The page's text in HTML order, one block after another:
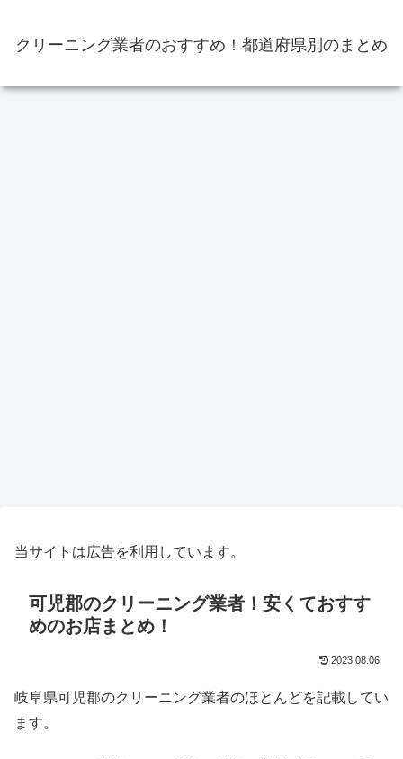
クリーニング業者のおすすめ！都道府県別のまとめ
当サイトは広告を利用しています。
可児郡のクリーニング業者！安くておすす
めのお店まとめ！
2023.08.06
岐阜県可児郡のクリーニング業者のほとんどを記載してい
ます。